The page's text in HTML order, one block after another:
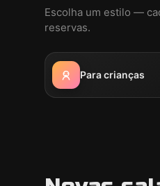
Escolha um estilo —
reservas.
Para crianças